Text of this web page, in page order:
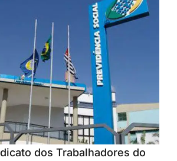
dos Trabalhadores do